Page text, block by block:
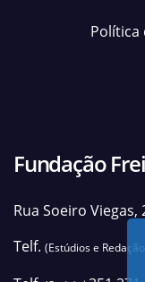
Política
Fundação
Rua Soeiro Viegas,
Telf. (Estúdios e